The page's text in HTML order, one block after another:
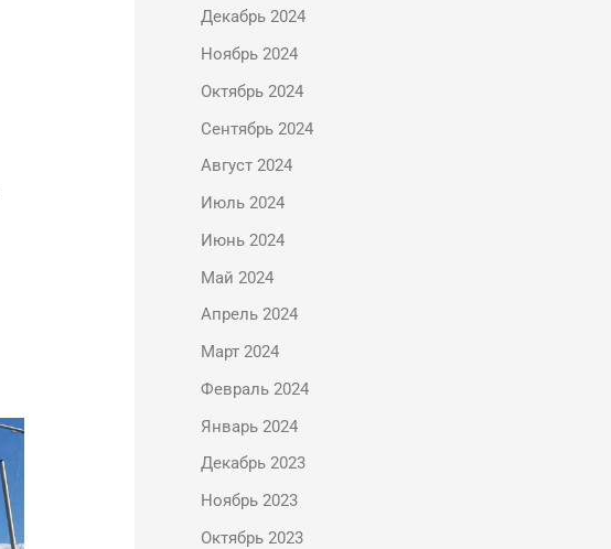
Декабрь 2024
Ноябрь 2024
Октябрь 2024
Сентябрь 2024
Август 2024
Июль 2024
Июнь 2024
Май 2024
Апрель 2024
Март 2024
Февраль 2024
Январь 2024
Декабрь 2023
Ноябрь 2023
Октябрь 2023